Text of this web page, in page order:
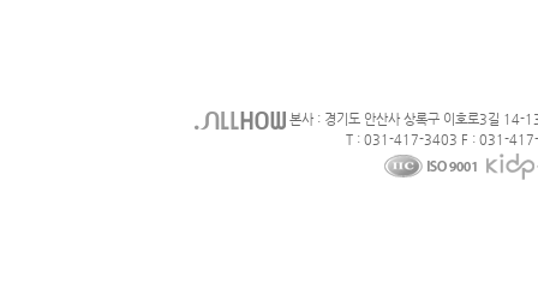
본사 : 경기도 안산사 상록구 이호로3길 14-
T : 031-417-3403 F : 031-